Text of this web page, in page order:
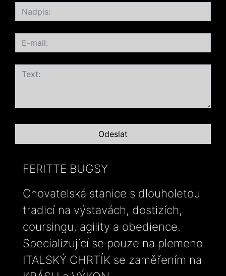
FERITTE BUGSY
Chovatelská stanice s dlouholetou
tradicí na výstavách, dostizích,
coursingu, agility a obedience.
Specializující se pouze na plemeno
ITALSKÝ CHRTÍK se zaměřením na